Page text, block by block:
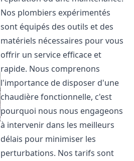
Nos plombiers expérimentés
sont équipés des outils et des
matériels nécessaires pour vous
offrir un service efficace et
rapide. Nous comprenons
l'importance de disposer d'une
chaudière fonctionnelle, c'est
pourquoi nous nous engageons
à intervenir dans les meilleurs
délais pour minimiser les
perturbations. Nos tarifs sont